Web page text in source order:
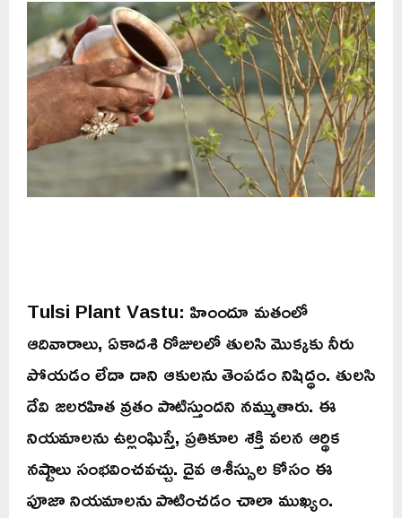
Tulsi Plant Vastu: హింందూ మతంలో
ఆదివారాలు, ఏకాదశి రోజులలో తులసి మొక్కకు నీరు
పోయడం లేదా దాని ఆకులను తెంపడం నిషిద్ధం. తులసి
దేవి జలరహిత వ్రతం పాటిస్తుందని నమ్ముతారు. ఈ
నియమాలను ఉల్లంఘిస్తే, ప్రతికూల శక్తి వలన ఆర్థిక
నష్టాలు సంభవించవచ్చు. దైవ ఆశీస్సుల కోసం ఈ
పూజా నియమాలను పాటించడం చాలా ముఖ్యం.